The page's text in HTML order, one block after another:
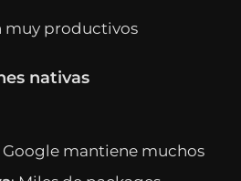
muy productivos
nativas
Google mantiene muchos